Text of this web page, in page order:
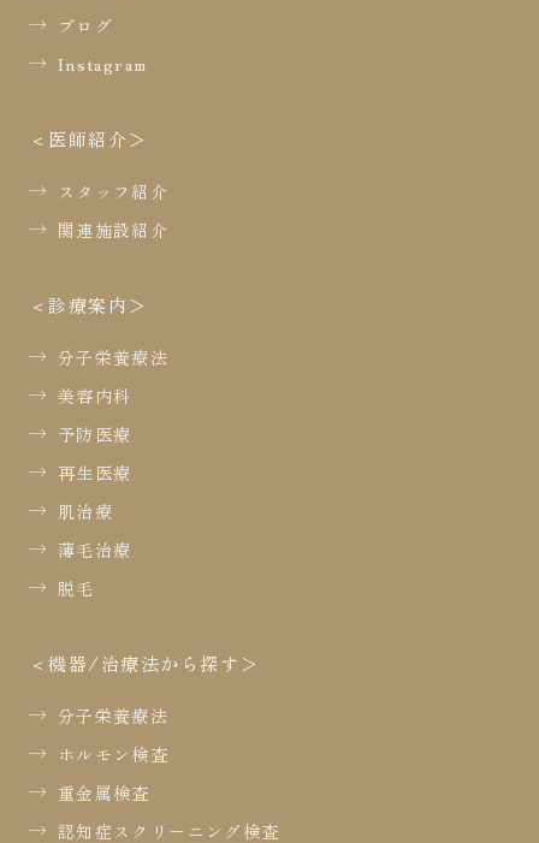
ブログ
Instagram
医師紹介
スタッフ紹介
関連施設紹介
診療案内
分子栄養療法
美容内科
予防医療
再生医療
肌治療
薄毛治療
脱毛
機器/治療法から探す
分子栄養療法
ホルモン検査
重金属検査
認知症スクリーニング検査